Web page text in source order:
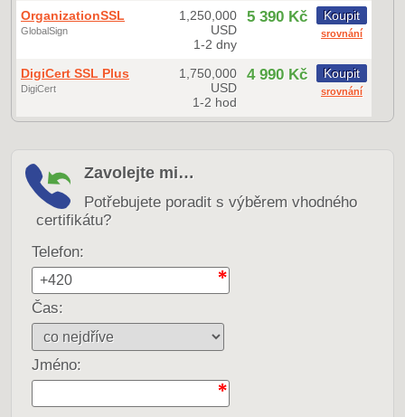
OrganizationSSL
GlobalSign
1,250,000
USD
1-2 dny
5 390 Kč Koupit
srovnání
DigiCert SSL Plus
DigiCert
1,750,000
USD
1-2 hod
4 990 Kč Koupit
srovnání
Zavolejte mi…
Potřebujete poradit s výběrem vhodného
certifikátu?
Telefon:
Čas:
Jméno: